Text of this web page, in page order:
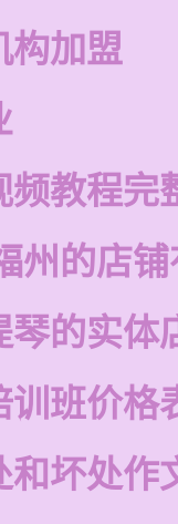
构加盟
频教程完
州的店
琴的实体
训班价格
和坏处作